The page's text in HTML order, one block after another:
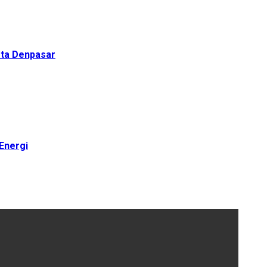
Denpasar